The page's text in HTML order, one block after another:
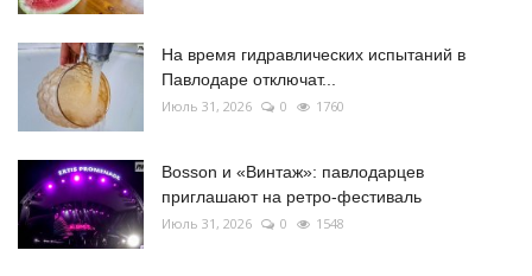
На время гидравлических испытаний в
Павлодаре отключат...
Июль 31, 2026 0 1760
Bosson и «Винтаж»: павлодарцев
приглашают на ретро-фестиваль
Июль 31, 2026 0 1548